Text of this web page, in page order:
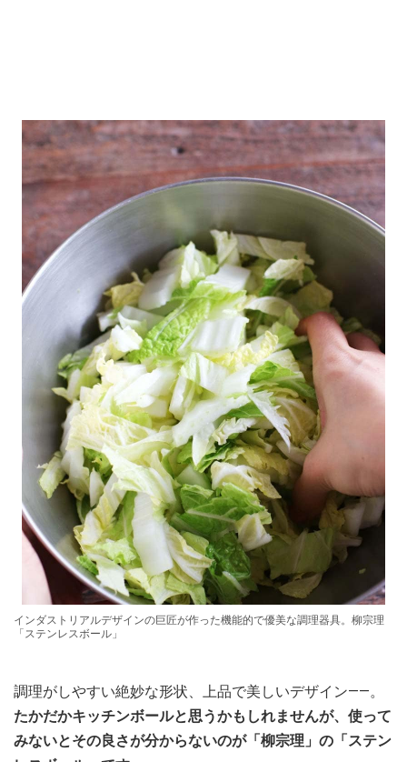
インダストリアルデザインの巨匠が作った機能的で優美な調理器具。柳宗理
「ステンレスボール」
調理がしやすい絶妙な形状、上品で美しいデザイン――。
たかだかキッチンボールと思うかもしれませんが、使って
みないとその良さが分からないのが「柳宗理」の「ステン